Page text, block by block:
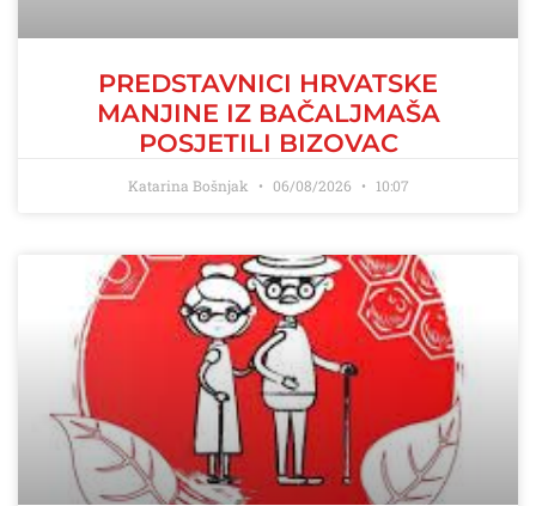
PREDSTAVNICI HRVATSKE
MANJINE IZ BAČALJMAŠA
POSJETILI BIZOVAC
Katarina Bošnjak 06/08/2026 10:07